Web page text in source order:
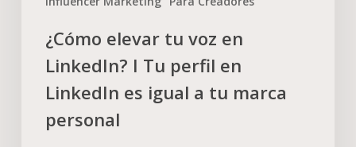
¿Cómo elevar tu voz en
LinkedIn? I Tu perfil en
LinkedIn es igual a tu marca
personal